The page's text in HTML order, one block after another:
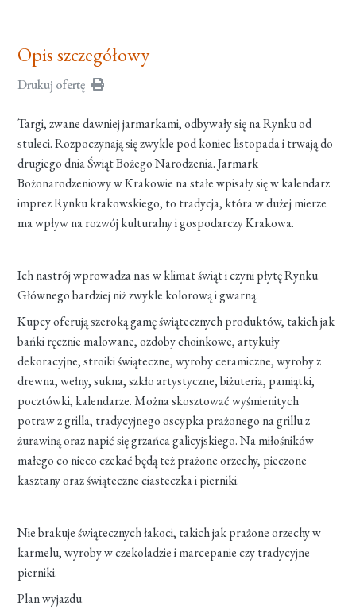
Opis szczegółowy
Drukuj ofertę
Targi, zwane dawniej jarmarkami, odbywały się na Rynku od
stuleci. Rozpoczynają się zwykle pod koniec listopada i trwają do
drugiego dnia Świąt Bożego Narodzenia. Jarmark
Bożonarodzeniowy w Krakowie na stałe wpisały się w kalendarz
imprez Rynku krakowskiego, to tradycja, która w dużej mierze
ma wpływ na rozwój kulturalny i gospodarczy Krakowa.
Ich nastrój wprowadza nas w klimat świąt i czyni płytę Rynku
Głównego bardziej niż zwykle kolorową i gwarną.
Kupcy oferują szeroką gamę świątecznych produktów, takich jak
bańki ręcznie malowane, ozdoby choinkowe, artykuły
dekoracyjne, stroiki świąteczne, wyroby ceramiczne, wyroby z
drewna, wełny, sukna, szkło artystyczne, biżuteria, pamiątki,
pocztówki, kalendarze. Można skosztować wyśmienitych
potraw z grilla, tradycyjnego oscypka prażonego na grillu z
żurawiną oraz napić się grzańca galicyjskiego. Na miłośników
małego co nieco czekać będą też prażone orzechy, pieczone
kasztany oraz świąteczne ciasteczka i pierniki.
Nie brakuje świątecznych łakoci, takich jak prażone orzechy w
karmelu, wyroby w czekoladzie i marcepanie czy tradycyjne
pierniki.
Plan wyjazdu